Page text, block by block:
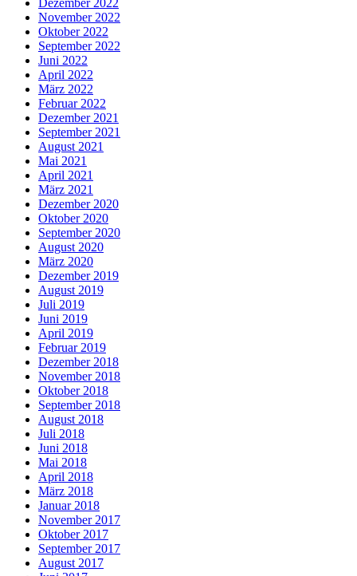
November 2022
Oktober 2022
September 2022
Juni 2022
April 2022
März 2022
Februar 2022
Dezember 2021
September 2021
August 2021
Mai 2021
April 2021
März 2021
Dezember 2020
Oktober 2020
September 2020
August 2020
März 2020
Dezember 2019
August 2019
Juli 2019
Juni 2019
April 2019
Februar 2019
Dezember 2018
November 2018
Oktober 2018
September 2018
August 2018
Juli 2018
Juni 2018
Mai 2018
April 2018
März 2018
Januar 2018
November 2017
Oktober 2017
September 2017
August 2017